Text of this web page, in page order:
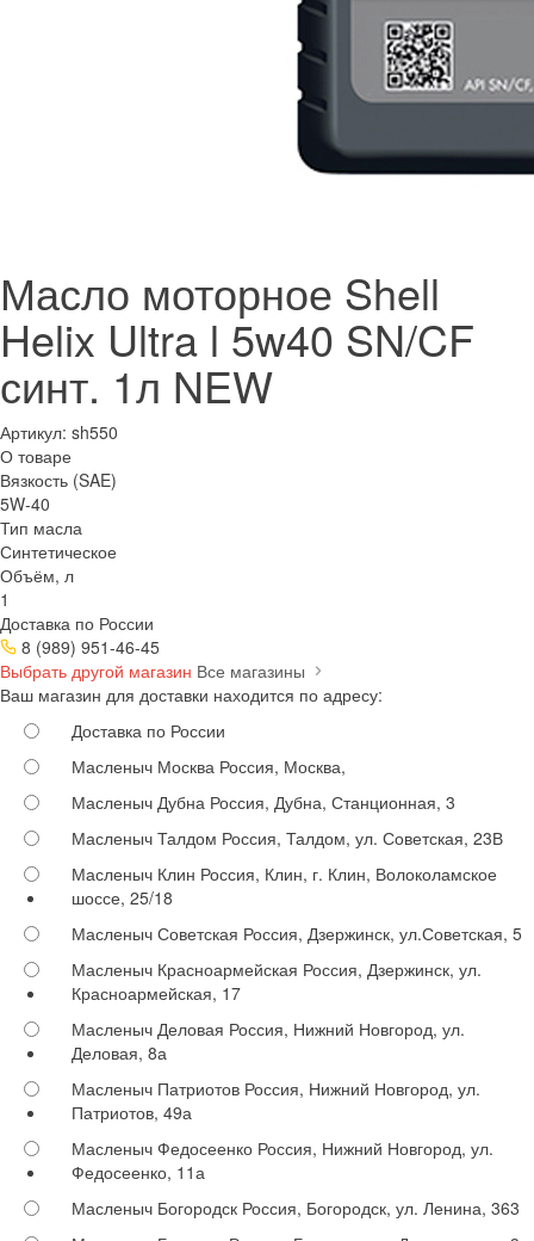
Масло моторное Shell
Helix Ultra l 5w40 SN/CF
синт. 1л NEW
Артикул: sh550
О товаре
Вязкость (SAE)
5W-40
Тип масла
Синтетическое
Объём, л
1
Доставка по России
8 (989) 951-46-45
Выбрать другой магазин Все магазины
Ваш магазин для доставки находится по адресу:
Доставка по России
Масленыч Москва Россия, Москва,
Масленыч Дубна Россия, Дубна, Станционная, 3
Масленыч Талдом Россия, Талдом, ул. Советская, 23В
Масленыч Клин Россия, Клин, г. Клин, Волоколамское
шоссе, 25/18
Масленыч Советская Россия, Дзержинск, ул.Советская, 5
Масленыч Красноармейская Россия, Дзержинск, ул.
Красноармейская, 17
Масленыч Деловая Россия, Нижний Новгород, ул.
Деловая, 8а
Масленыч Патриотов Россия, Нижний Новгород, ул.
Патриотов, 49а
Масленыч Федосеенко Россия, Нижний Новгород, ул.
Федосеенко, 11а
Масленыч Богородск Россия, Богородск, ул. Ленина, 363